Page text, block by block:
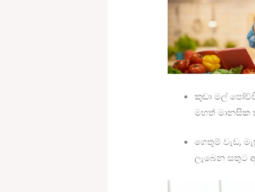
කුඩා මල්
මහත් මානසික
ගෙතුම් වැඩ,
ලැබෙන සතුට